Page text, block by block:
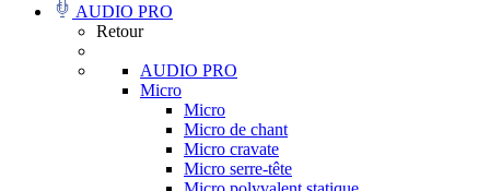
AUDIO PRO
Retour
AUDIO PRO
Micro
Micro
Micro de chant
Micro cravate
Micro serre-tête